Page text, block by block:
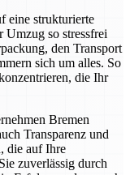
eine strukturierte
Umzug so stressfrei
den Transport
sich um alles. So
die Ihr
Bremen
Transparenz und
die auf Ihre
zuverlässig durch